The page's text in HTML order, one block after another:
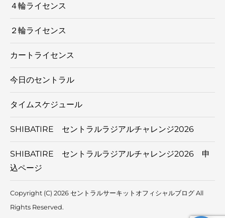
４輪ライセンス
２輪ライセンス
カートライセンス
今日のセントラル
タイムスケジュール
SHIBATIRE セントラルラジアルチャレンジ2026
SHIBATIRE セントラルラジアルチャレンジ2026 申
込ページ
Copyright (C) 2026 セントラルサーキットオフィシャルブログ All
Rights Reserved.